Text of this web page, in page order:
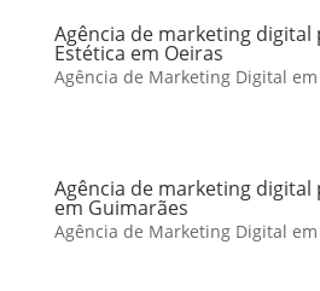
Agência de marketing digital
Estética em Oeiras
Agência de Marketing Digital
Agência de marketing digital
em Guimarães
Agência de Marketing Digital